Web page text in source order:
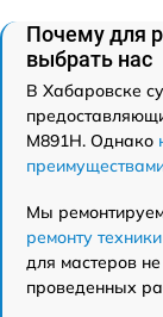
Почему для
выбрать нас
В Хабаровске
M891H. Однако
Мы
ремонту
для мастеров
проведенных